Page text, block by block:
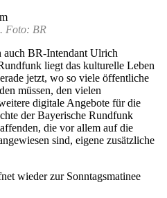
Foto: BR
auch BR-Intendant Ulrich
liegt das kulturelle Leben
jetzt, wo so viele öffentliche
müssen, den vielen
digitale Angebote für die
der Bayerische Rundfunk
die vor allem auf die
sind, eigene zusätzliche
wieder zur Sonntagsmatinee